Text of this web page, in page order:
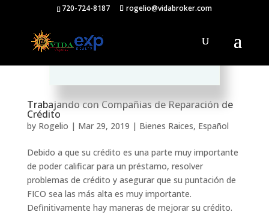
720-724-8187 rogelio@vidabroker.com
Trabajando con Compañias de Reparación de
Crédito
by Rogelio | Mar 29, 2019 | Bienes Raices, Español
Debido a que su crédito es una parte muy importante
de poder calificar para un préstamo, resolver
problemas de crédito y asegurar que su puntación de
FICO sea las más alta es muy importante.
Definitivamente hay maneras de mejorar su crédito.